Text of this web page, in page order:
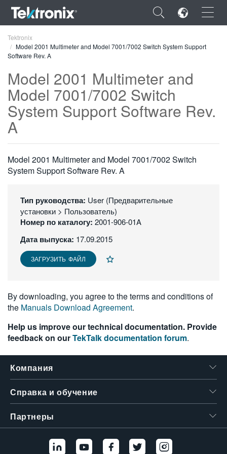
×
ENGLISH
FRANÇAIS
VIỆT NAM
简体中文
日本語
한국어
繁體中文
Tektronix
Model 2001 Multimeter and Model 7001/7002 Switch System Support
Software Rev. A
Model 2001 Multimeter and
Model 7001/7002 Switch
System Support Software Rev.
A
Model 2001 Multimeter and Model 7001/7002 Switch
System Support Software Rev. A
Тип руководства: User (Предварительные
установки > Пользователь)
Номер по каталогу: 2001-906-01A
Дата выпуска: 17.09.2015
ЗАГРУЗИТЬ ФАЙЛ
By downloading, you agree to the terms and conditions of
the Manuals Download Agreement.
Help us improve our technical documentation. Provide
feedback on ourTekTalk documentation forum.
Компания
Справка и обучение
Партнеры